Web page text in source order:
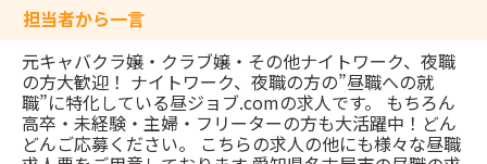
担当者から一言
元キャバクラ嬢・クラブ嬢・その他ナイトワーク、夜職
の方大歓迎！ ナイトワーク、夜職の方の”昼職への就
職”に特化している昼ジョブ.comの求人です。 もちろん
高卒・未経験・主婦・フリーターの方も大活躍中！どん
どんご応募ください。 こちらの求人の他にも様々な昼職